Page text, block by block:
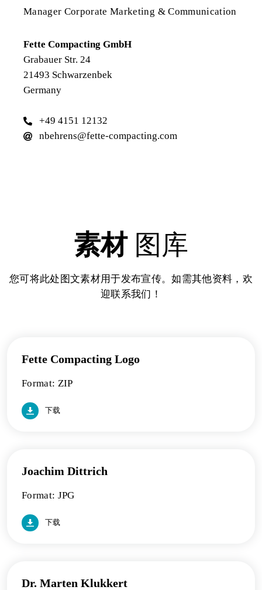
Manager Corporate Marketing & Communication
Fette Compacting GmbH
Grabauer Str. 24
21493 Schwarzenbek
Germany
+49 4151 12132
nbehrens@fette-compacting.com
素材图库
您可将此处图文素材用于发布宣传。如需其他资料，欢
迎联系我们！
Fette Compacting Logo
Format: ZIP
下载
Joachim Dittrich
Format: JPG
下载
Dr. Marten Klukkert